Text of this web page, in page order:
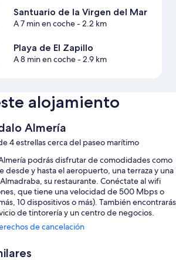
Santuario de la Virgen del Mar
A 7 min en coche- 2.2 km
Playa de El Zapillo
A 8 min en coche- 2.9 km
alojamiento
Almería
4 estrellas cerca del paseo marítimo
podrás disfrutar de comodidades como
desde y hasta el aeropuerto, una terraza y una
su restaurante. Conéctate al wifi
que tiene una velocidad de 500 Mbps o
10 dispositivos o más). También encontrarás
de tintorería y un centro de negocios.
de este hotel:
de temporada
de cancelación